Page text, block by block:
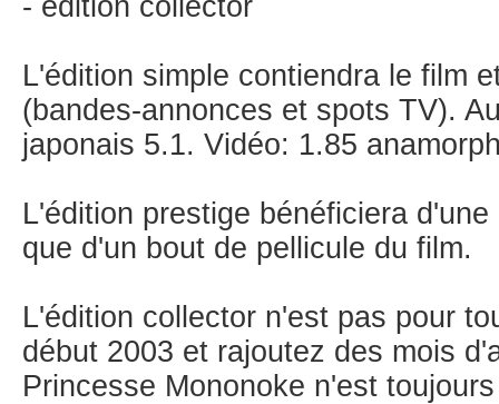
- édition collector
L'édition simple contiendra le film
(bandes-annonces et spots TV).
japonais 5.1. Vidéo: 1.85
L'édition prestige bénéficiera
que d'un bout de pellicule du film.
L'édition collector n'est pas pour
début 2003 et rajoutez des mois
Princesse Mononoke n'est